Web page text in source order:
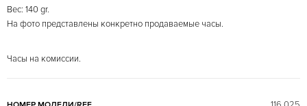
Вес: 140 gr.
На фото представлены конкретно продаваемые часы.
Часы на комиссии.